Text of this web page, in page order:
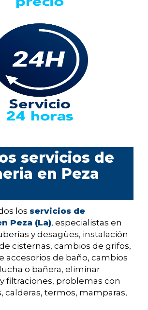
servicios de
en Peza
los servicios de
Peza (La), especialistas en
y desagües, instalación
cisternas, cambios de grifos,
accesorios de baño, cambios
o bañera, eliminar
filtraciones, problemas con
calderas, termos, mamparas,